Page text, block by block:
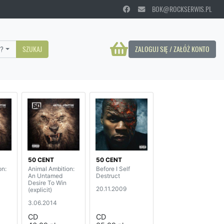
BOK@ROCKSERWIS.PL
ZALOGUJ SIĘ / ZAŁÓŻ KONTO
SZUKAJ
50 CENT
Animal Ambition:
An Untamed
Desire To Win
(explicit)
3.06.2014
CD
50 CENT
Before I Self
Destruct
20.11.2009
CD